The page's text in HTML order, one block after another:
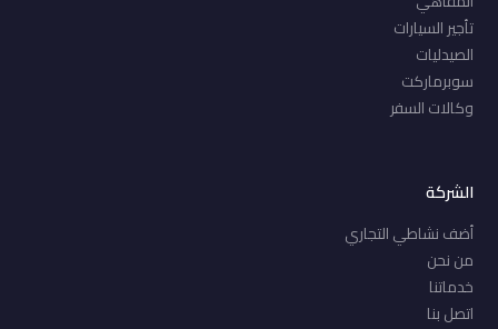
تأجير السيارات
الصيدليات
سوبرماركت
وكالات السفر
الشركة
أضف نشاطي التجاري
من نحن
خدماتنا
اتصل بنا